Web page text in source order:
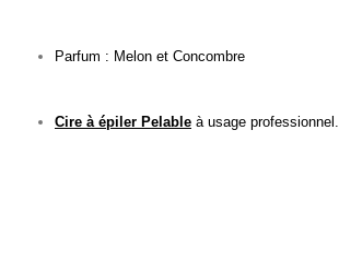
Parfum : Melon et Concombre
Cire à épiler Pelable à usage professionnel.